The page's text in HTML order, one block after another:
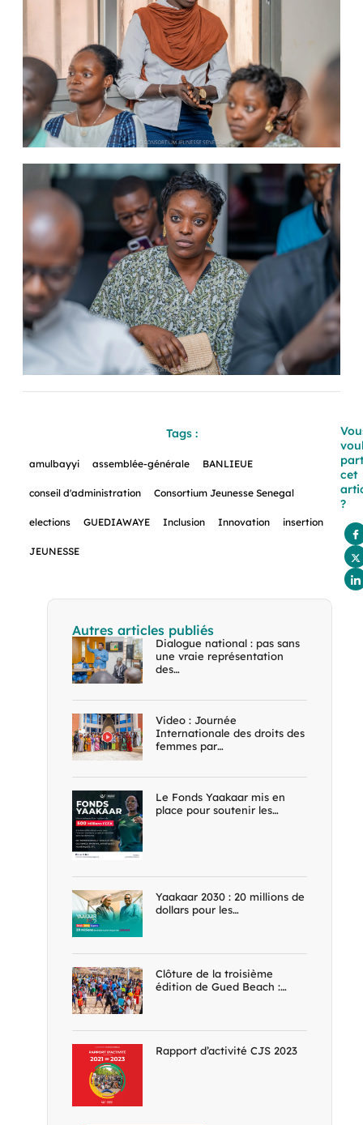
Tags :
amulbayyi assemblée-générale BANLIEUE
conseil d'administration Consortium Jeunesse Senegal
elections GUEDIAWAYE Inclusion Innovation insertion
JEUNESSE
cet
?
Autres articles publiés
Dialogue national : pas sans
une vraie représentation
des…
Video : Journée
Internationale des droits des
femmes par…
Le Fonds Yaakaar mis en
place pour soutenir les…
Yaakaar 2030 : 20 millions de
dollars pour les…
Clôture de la troisième
édition de Gued Beach :…
Rapport d’activité CJS 2023